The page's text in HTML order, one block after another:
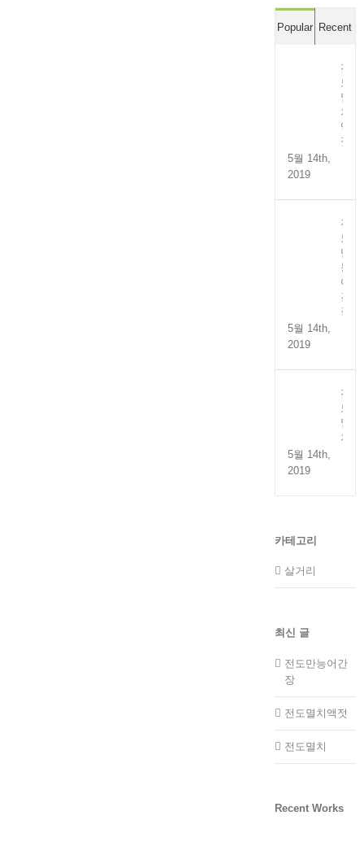
Popular Recent
전
도
멸
치
액
젓
5월 14th,
2019
전
도
만
능
어
간
장
5월 14th,
2019
전
도
멸
치
5월 14th,
2019
카테고리
살거리
최신 글
전도만능어간
장
전도멸치액젓
전도멸치
Recent Works